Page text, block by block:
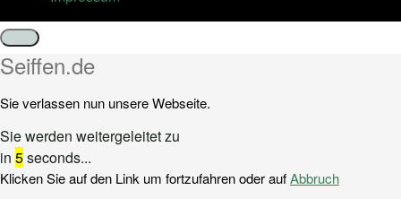
Schließen
Seiffen.de
Sie verlassen nun unsere Webseite.
Sie werden weitergeleitet zu
in 5seconds...
Klicken Sie auf den Link um fortzufahren oder aufAbbruch